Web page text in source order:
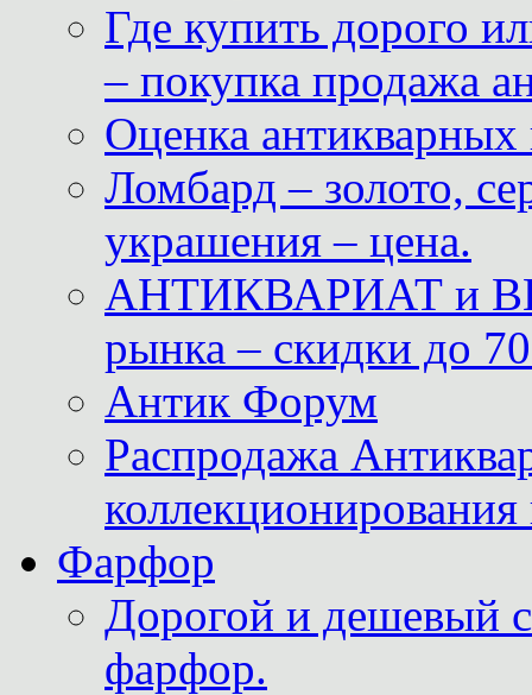
Где купить дорого
– покупка продажа
Оценка антикварных
Ломбард – золото,
украшения – цена.
АНТИКВАРИАТ и
рынка – скидки до
Антик Форум
Распродажа
Фарфор
Дорогой и дешевый
фарфор.